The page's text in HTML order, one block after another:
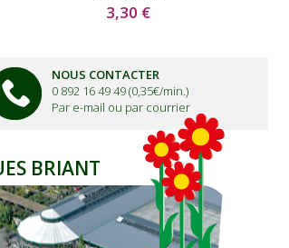
3,30 €
NOUS CONTACTER
0 892 16 49 49 (0,35€/min.)
Par e-mail ou par courrier
BRIANT